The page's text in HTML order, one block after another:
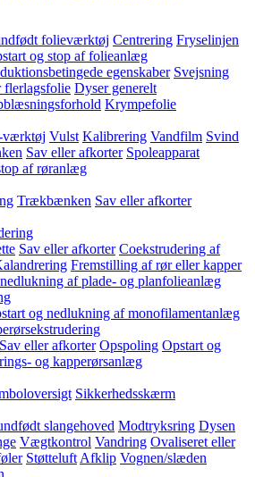
folieværktøj Centrering Fryselinjen
og stop af folieanlæg
egenskaber Svejsning
Dyser generelt
Krympefolie
værktøj Vulst Kalibrering Vandfilm Svind
Sav eller afkorter Spoleapparat
af røranlæg
Trækbænken Sav eller afkorter
Sav eller afkorter Coekstrudering af
Fremstilling af rør eller kapper
af plade- og planfolieanlæg
og nedlukning af monofilamentanlæg
Sav eller afkorter Opspoling Opstart og
og kapperørsanlæg
Sikkerhedsskærm
slangehoved Modtryksring Dysen
Vægtkontrol Vandring Ovaliseret eller
Støtteluft Afklip Vognen/slæden